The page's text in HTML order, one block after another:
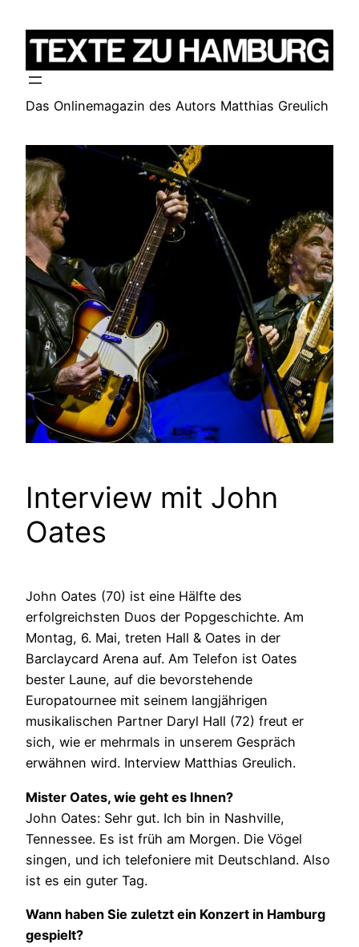
Inhalt
springen
Das Onlinemagazin des Autors Matthias Greulich
Interview mit John
Oates
John Oates (70) ist eine Hälfte des
erfolgreichsten Duos der Popgeschichte. Am
Montag, 6. Mai, treten Hall & Oates in der
Barclaycard Arena auf. Am Telefon ist Oates
bester Laune, auf die bevorstehende
Europatournee mit seinem langjährigen
musikalischen Partner Daryl Hall (72) freut er
sich, wie er mehrmals in unserem Gespräch
erwähnen wird. Interview Matthias Greulich.
Mister Oates, wie geht es Ihnen?
John Oates: Sehr gut. Ich bin in Nashville,
Tennessee. Es ist früh am Morgen. Die Vögel
singen, und ich telefoniere mit Deutschland. Also
ist es ein guter Tag.
Wann haben Sie zuletzt ein Konzert in Hamburg
gespielt?